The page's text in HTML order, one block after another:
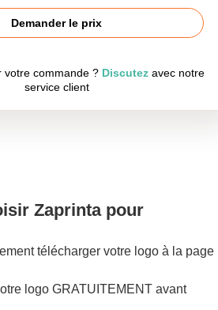
Demander le prix
votre commande ? Discutez avec notre
service client
Zaprinta pour
télécharger votre logo à la page
logo GRATUITEMENT avant